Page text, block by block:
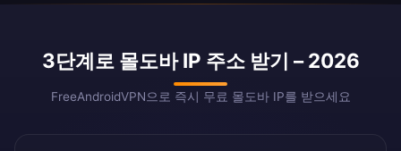
3단계로 몰도바 IP 주소 받기 – 2026
FreeAndroidVPN으로 즉시 무료 몰도바 IP를 받으세요